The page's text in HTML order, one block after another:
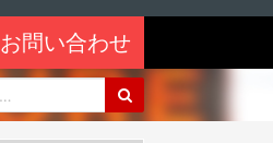
お問い合わせ